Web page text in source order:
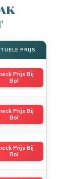
PRIJS
Prijs Bij
Bol
Prijs Bij
Bol
Prijs Bij
Bol